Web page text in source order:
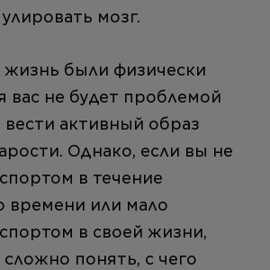
мозг.
жизнь были физически
вас не будет проблемой
активный образ
Однако, если вы не
в течение
времени или мало
в своей жизни,
понять, с чего